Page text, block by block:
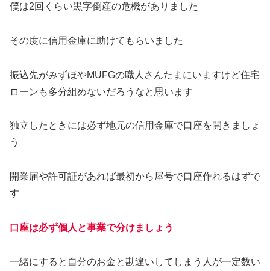
僕は2回くらい黒字倒産の危機がありました
その度に信用金庫に助けてもらいました
振込先がみずほやMUFGの職人さんたまにいますけど住宅
ローンも多分組めないだろうなと思います
独立したときには必ず地元の信用金庫で口座を開きましょ
う
開業届や許可証があれば最初から屋号で口座作れるはずで
す
口座は必ず個人と事業で分けましょう
一緒にすると自分のお金と勘違いしてしまう人が一定数い